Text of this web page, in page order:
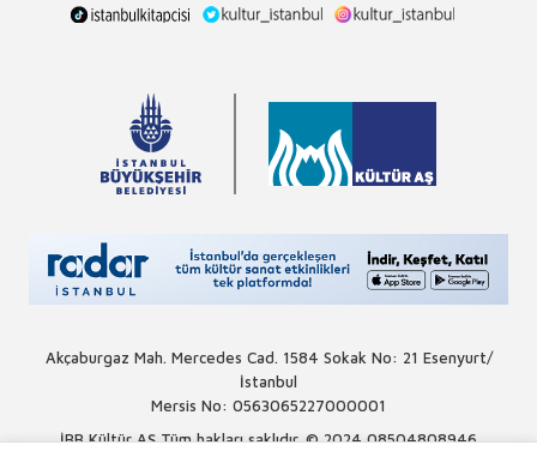
Akçaburgaz Mah. Mercedes Cad. 1584 Sokak No: 21 Esenyurt/
İstanbul
Mersis No: 0563065227000001
İBB Kültür AŞ Tüm hakları saklıdır. © 2024 08504808946